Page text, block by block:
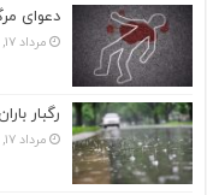
دعوای
مرداد ۱۷, ۱۴۰۵
رگبار
مرداد ۱۷, ۱۴۰۵